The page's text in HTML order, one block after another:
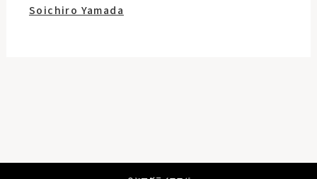
Soichiro Yamada